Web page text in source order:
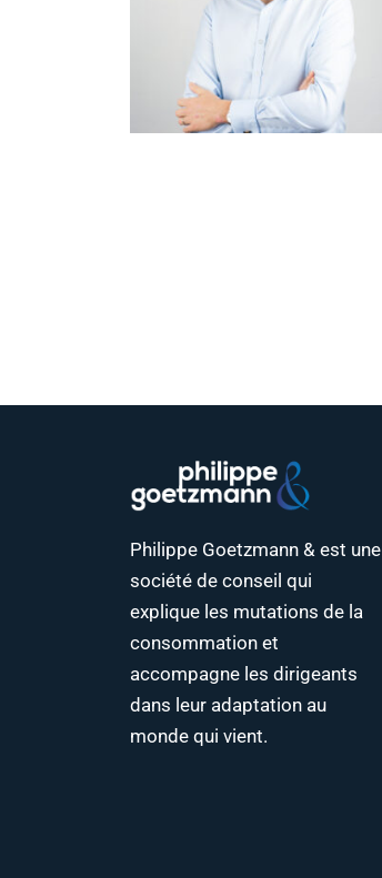
Philippe Goetzmann & est une
société de conseil qui
explique les mutations de la
consommation et
accompagne les dirigeants
dans leur adaptation au
monde qui vient.